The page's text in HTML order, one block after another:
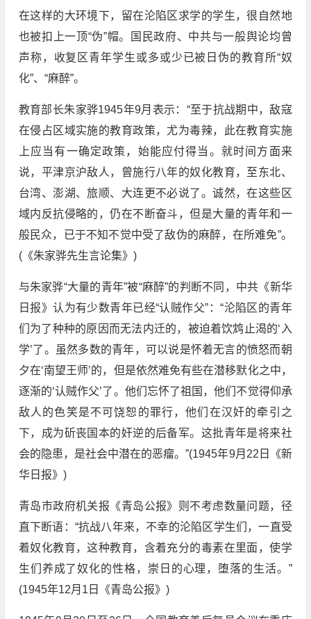
在这样的大环境下，留在沦陷区求学的学生，很自然地
也被扣上一顶“伪”帽。国民政府、中共与一般舆论均曾
声称，收复区青年学生或多或少已被日伪的教育所“奴
化”、“麻醉”。
教育部长朱家骅1945年9月表示：“至于抗战期中，敌寇
在侵占区域实施的教育政策，尤为毒辣，此在教育实施
上应当有一确定政策，始能应付得当。就时间方面来
说，平津京沪敌人，曾施行八年的奴化教育，至东北、
台湾、澎湖、旅顺、大连更不必说了。诚然，在这些区
域内反抗侵略的，仍在不断奋斗，但是大量的青年和一
般民众，已于不知不觉中受了敌伪的麻醉，在所难免”。
(《朱家骅先生言论集》)
与朱家骅“大量的青年”被“麻醉”的判断不同，中共《新华
日报》认为有少数青年已经“认贼作父”：“沦陷区的青年
们为了种种的原因而无法内迁的，被迫着饮鸩止渴的‘入
学’了。虽然多数的青年，可以说是怀着无言的愤怒而朝
夕在‘南望王师’的，但是依然难免有些在潜移默化之中，
逐渐的‘认贼作父’了。他们忘怀了祖国，他们不觉得仰承
敌人的色笑是不可饶恕的罪行，他们在汉奸的牵引之
下，成为斫丧国本的奸逆的后备军。这批青年是将来社
会的隐患，是社会中潜在的恶瘤。”(1945年9月22日《新
华日报》)
青岛市政府机关报《青岛公报》则不考虑数量问题，径
直下断语：“抗战八年来，不幸的沦陷区学生们，一直受
着奴化教育，这种教育，含着充分的毒素在里面，使学
生们养成了奴化的性格，崇日的心理，堕落的生活。”
(1945年12月1日《青岛公报》)